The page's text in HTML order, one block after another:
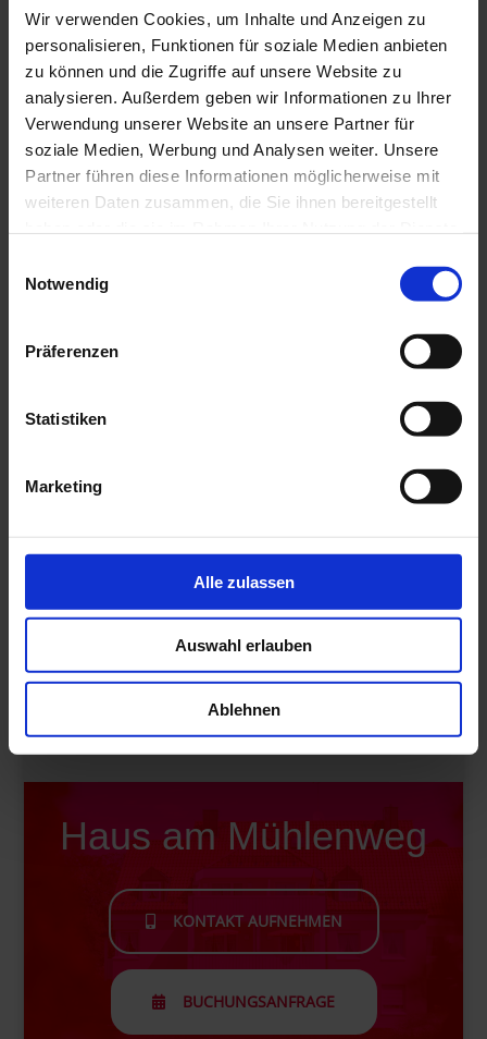
Wir verwenden Cookies, um Inhalte und Anzeigen zu
personalisieren, Funktionen für soziale Medien anbieten
zu können und die Zugriffe auf unsere Website zu
analysieren. Außerdem geben wir Informationen zu Ihrer
Verwendung unserer Website an unsere Partner für
soziale Medien, Werbung und Analysen weiter. Unsere
Partner führen diese Informationen möglicherweise mit
weiteren Daten zusammen, die Sie ihnen bereitgestellt
Notwendig
Präferenzen
Statistiken
Marketing
Alle zulassen
Auswahl erlauben
Ablehnen
IMPRESSIONEN
Grundrisse
UNSERER APPARTEMENTS
ZU DEN APPARTEMENTS
INFOS PREISE
Haus am Mühlenweg
KONTAKT AUFNEHMEN
BUCHUNGSANFRAGE